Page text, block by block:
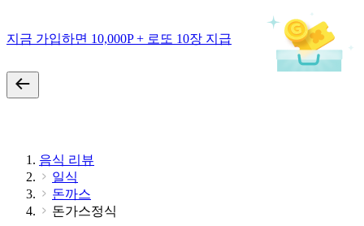
지금 가입하면 10,000P + 로또 10장 지급
음식 리뷰
일식
돈까스
돈가스정식